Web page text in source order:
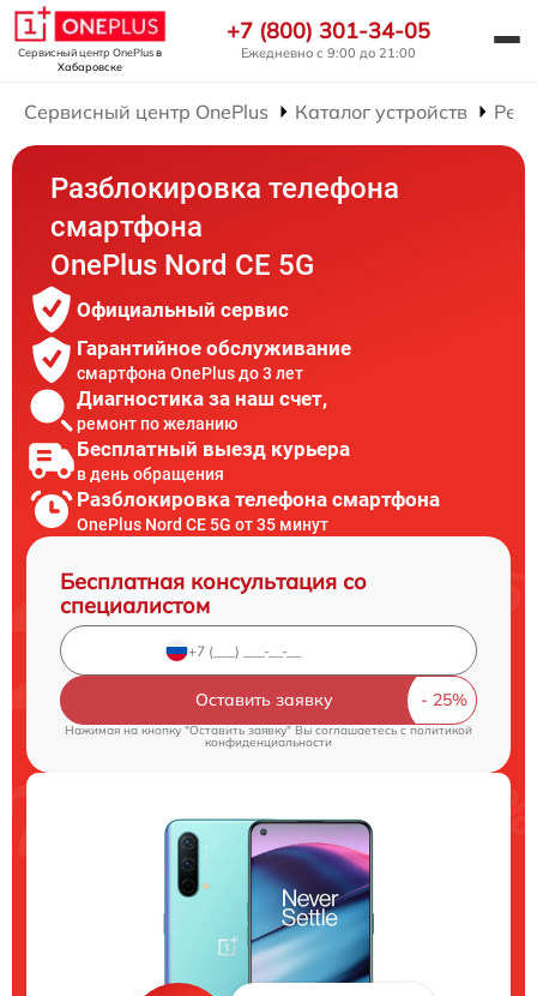
Сервисный центр OnePlusв
Хабаровске
+7 (800) 301-34-05
Ежедневно с 9:00 до 21:00
Сервисный центр OnePlus Каталог устройств
Разблокировка телефона
смартфона
OnePlus Nord CE 5G
Официальный сервис
Гарантийное обслуживание
смартфона OnePlus до 3 лет
Диагностика за наш счет,
ремонт по желанию
Бесплатный выезд курьера
в день обращения
Разблокировка телефона смартфона
OnePlus Nord CE 5G от 35 минут
Бесплатная консультация со
специалистом
Оставить заявку
Нажимая на кнопку "Оставить заявку" Вы соглашаетесь c политикой
конфиденциальности